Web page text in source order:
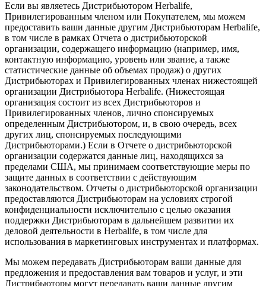
Если вы являетесь Дистрибьютором Herbalife,
Привилегированным членом или Покупателем, мы можем
предоставить ваши данные другим Дистрибьюторам Herbalife,
в том числе в рамках Отчета о дистрибьюторской
организации, содержащего информацию (например, имя,
контактную информацию, уровень или звание, а также
статистические данные об объемах продаж) о других
Дистрибьюторах и Привилегированных членах нижестоящей
организации Дистрибьютора Herbalife. (Нижестоящая
организация состоит из всех Дистрибьюторов и
Привилегированных членов, лично спонсируемых
определенным Дистрибьютором, и, в свою очередь, всех
других лиц, спонсируемых последующими
Дистрибьюторами.) Если в Отчете о дистрибьюторской
организации содержатся данные лиц, находящихся за
пределами США, мы принимаем соответствующие меры по
защите данных в соответствии с действующим
законодательством. Отчеты о дистрибьюторской организации
предоставляются Дистрибьюторам на условиях строгой
конфиденциальности исключительно с целью оказания
поддержки Дистрибьюторам в дальнейшем развитии их
деловой деятельности в Herbalife, в том числе для
использования в маркетинговых инструментах и платформах.
Мы можем передавать Дистрибьюторам ваши данные для
предложения и предоставления вам товаров и услуг, и эти
Дистрибьюторы могут передавать ваши данные другим